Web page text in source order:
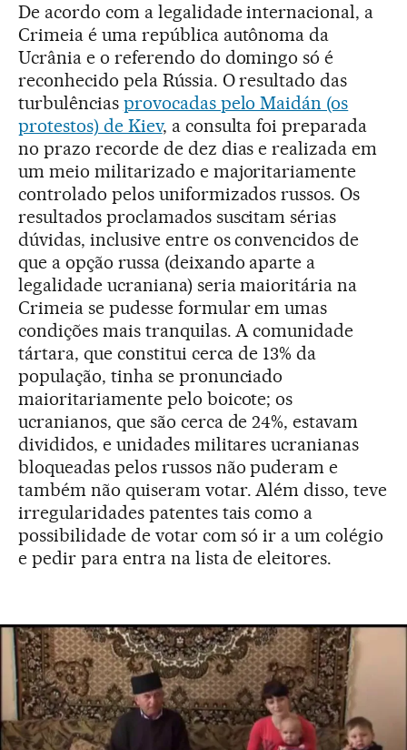
De acordo com a legalidade internacional, a
Crimeia é uma república autônoma da
Ucrânia e o referendo do domingo só é
reconhecido pela Rússia. O resultado das
turbulências provocadas pelo Maidán (os
protestos) de Kiev, a consulta foi preparada
no prazo recorde de dez dias e realizada em
um meio militarizado e majoritariamente
controlado pelos uniformizados russos. Os
resultados proclamados suscitam sérias
dúvidas, inclusive entre os convencidos de
que a opção russa (deixando aparte a
legalidade ucraniana) seria maioritária na
Crimeia se pudesse formular em umas
condições mais tranquilas. A comunidade
tártara, que constitui cerca de 13% da
população, tinha se pronunciado
maioritariamente pelo boicote; os
ucranianos, que são cerca de 24%, estavam
divididos, e unidades militares ucranianas
bloqueadas pelos russos não puderam e
também não quiseram votar. Além disso, teve
irregularidades patentes tais como a
possibilidade de votar com só ir a um colégio
e pedir para entra na lista de eleitores.